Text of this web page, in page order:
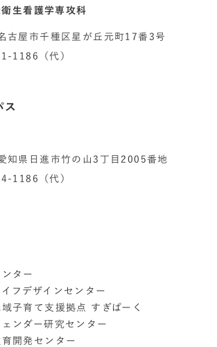
生看護学専攻科
古屋市千種区星が丘元町17番3号
1186（代）
ス
知県日進市竹の山3丁目2005番地
1186（代）
ター
イフデザインセンター
子育て支援拠点 すぎぱーく
ンダー研究センター
開発センター